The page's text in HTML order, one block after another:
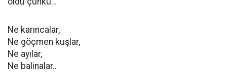
Ne karıncalar,
Ne göçmen kuşlar,
Ne ayılar,
Ne balinalar..